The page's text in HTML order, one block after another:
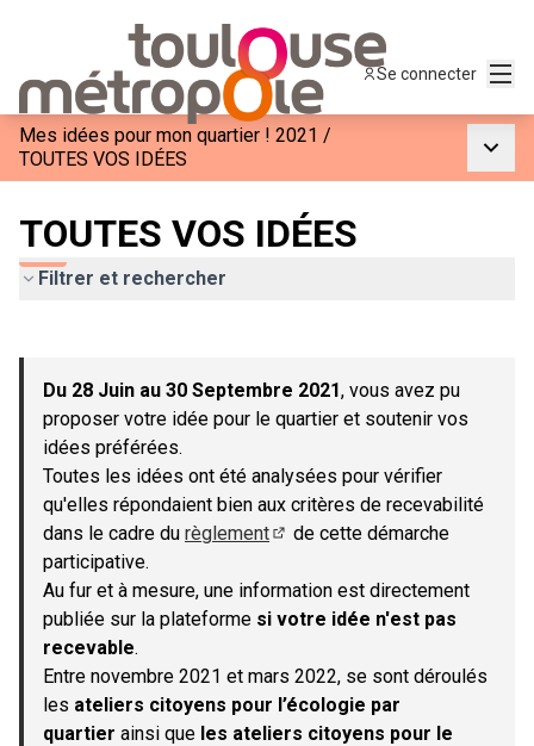
Se connecter
Mes idées pour mon quartier ! 2021 /
TOUTES VOS IDÉES
TOUTES VOS IDÉES
Filtrer et rechercher
−
Du 28 Juin au 30 Septembre 2021, vous avez pu
proposer votre idée pour le quartier et soutenir vos
idées préférées.
Toutes les idées ont été analysées pour vérifier
qu'elles répondaient bien aux critères de recevabilité
dans le cadre du règlement
de cette démarche
participative.
Au fur et à mesure, une information est directement
publiée sur la plateforme si votre idée n'est pas
recevable.
Entre novembre 2021 et mars 2022, se sont déroulés
les ateliers citoyens pour l’écologie par
quartier ainsi que les ateliers citoyens pour le